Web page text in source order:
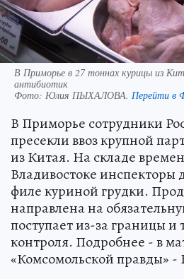
В Приморье в 27 тоннах курицы из
антибиотик
Фото: Юлия ПЫХАЛОВА. Перейти в
В Приморье сотрудники
пресекли ввоз крупной
из Китая. На складе
Владивостоке инспекторы
филе куриной грудки.
направлена на
поступает из-за границы и
контроля. Подробнее - в
«Комсомольской правды» -